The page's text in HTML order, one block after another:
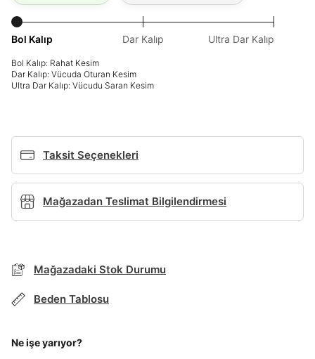
Bol Kalıp Dar Kalıp Ultra Dar Kalıp
Bol Kalıp: Rahat Kesim
Dar Kalıp: Vücuda Oturan Kesim
Ultra Dar Kalıp: Vücudu Saran Kesim
Taksit Seçenekleri
TAKSİT SEÇENEKLERİ
Mağazadan Teslimat Bilgilendirmesi
Mağazadaki Stok Durumu
Beden Tablosu
Ne işe yarıyor?
Mağazada Bul
Beni Hatırla Şifremi Unuttum
Ad*
Telefon Numarası*